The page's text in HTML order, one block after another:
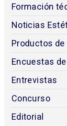
Formación
Noticias
Productos
Encuestas
Entrevistas
Concurso
Editorial